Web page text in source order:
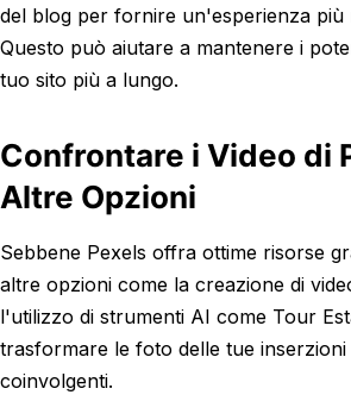
del blog per fornire un'esperienza più
Questo può aiutare a mantenere i
tuo sito più a lungo.
Confrontare i Video di
Altre Opzioni
Sebbene Pexels offra ottime risorse
altre opzioni come la creazione di
l'utilizzo di strumenti AI come Tour
trasformare le foto delle tue
coinvolgenti.